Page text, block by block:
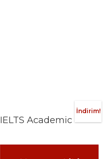
İndirim!
IELTS Academic